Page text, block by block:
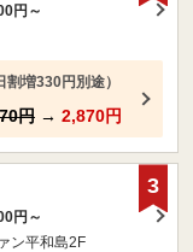
円～
増330円別途）
円 → 2,870円
円～
ン平和島2F
3